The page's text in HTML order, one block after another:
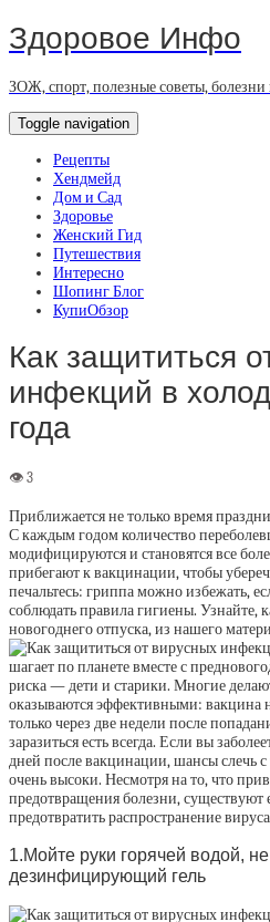
Здоровое Инфо
ЗОЖ, спорт, полезные советы,
Toggle navigation
Рецепты
Хендмейд
Дом и Сад
Здоровье
Женский Гид
Путешествия
Интересно
Шопинг Блог
КупиОбзор
Как защититься
инфекций в
года
Приближается не только время
С каждым годом количество
модифицируются и становятся все
прибегают к вакцинации, чтобы
печальтесь: гриппа можно избежать,
соблюдать правила гигиены. Узнайте,
новогоднего отпуска, из нашего
шагает по планете вместе с
риска — дети и старики. Многие
оказываются эффективными: вакцина
только через две недели после
заразиться есть всегда. Если вы
дней после вакцинации, шансы слечь
очень высоки. Несмотря на то, что
предотвращения болезни, существуют
предотвратить распространение
1.Мойте руки горячей водой,
дезинфицирующий гель